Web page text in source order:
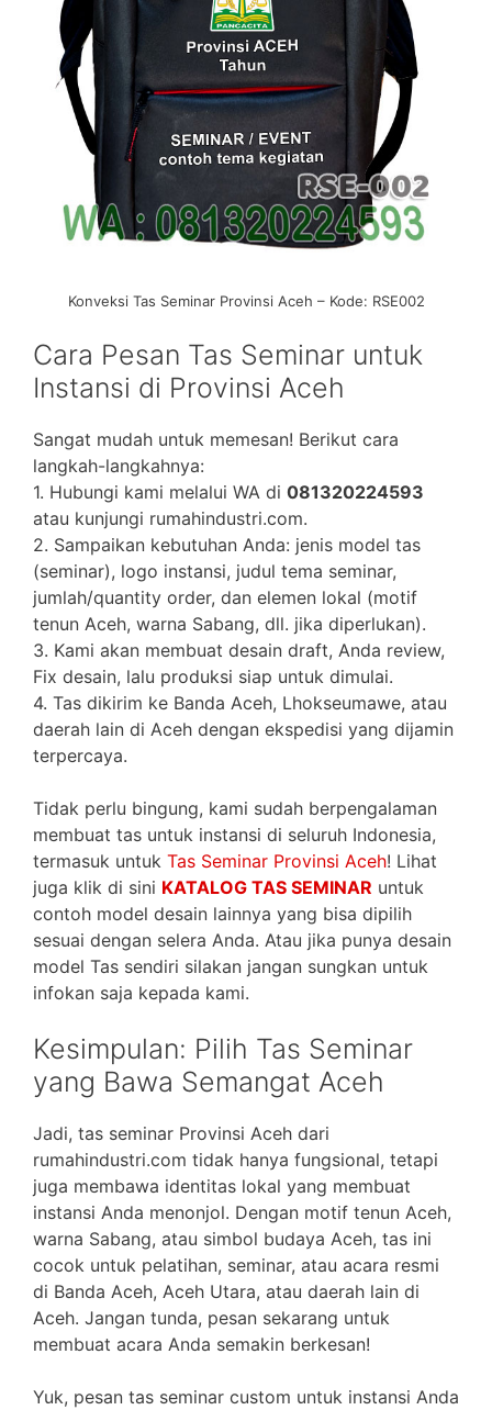
Konveksi Tas Seminar Provinsi Aceh – Kode: RSE002
Cara Pesan Tas Seminar untuk
Instansi di Provinsi Aceh
Sangat mudah untuk memesan! Berikut cara
langkah-langkahnya:
1. Hubungi kami melalui WA di 081320224593
atau kunjungi rumahindustri.com.
2. Sampaikan kebutuhan Anda: jenis model tas
(seminar), logo instansi, judul tema seminar,
jumlah/quantity order, dan elemen lokal (motif
tenun Aceh, warna Sabang, dll. jika diperlukan).
3. Kami akan membuat desain draft, Anda review,
Fix desain, lalu produksi siap untuk dimulai.
4. Tas dikirim ke Banda Aceh, Lhokseumawe, atau
daerah lain di Aceh dengan ekspedisi yang dijamin
terpercaya.
Tidak perlu bingung, kami sudah berpengalaman
membuat tas untuk instansi di seluruh Indonesia,
termasuk untuk Tas Seminar Provinsi Aceh! Lihat
juga klik di sini KATALOG TAS SEMINAR untuk
contoh model desain lainnya yang bisa dipilih
sesuai dengan selera Anda. Atau jika punya desain
model Tas sendiri silakan jangan sungkan untuk
infokan saja kepada kami.
Kesimpulan: Pilih Tas Seminar
yang Bawa Semangat Aceh
Jadi, tas seminar Provinsi Aceh dari
rumahindustri.com tidak hanya fungsional, tetapi
juga membawa identitas lokal yang membuat
instansi Anda menonjol. Dengan motif tenun Aceh,
warna Sabang, atau simbol budaya Aceh, tas ini
cocok untuk pelatihan, seminar, atau acara resmi
di Banda Aceh, Aceh Utara, atau daerah lain di
Aceh. Jangan tunda, pesan sekarang untuk
membuat acara Anda semakin berkesan!
Yuk, pesan tas seminar custom untuk instansi Anda